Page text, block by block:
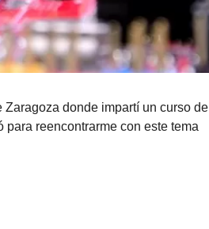
donde impartí un curso de
para reencontrarme con este tema